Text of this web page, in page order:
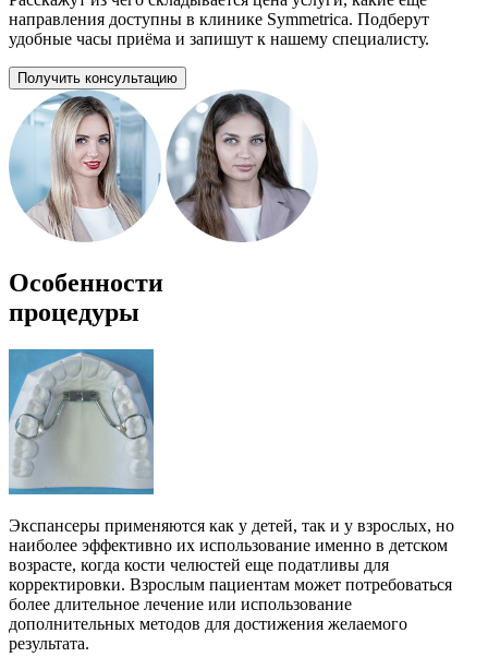
направления доступны в клинике Symmetrica. Подберут
удобные часы приёма и запишут к нашему специалисту.
Получить консультацию
Особенности
процедуры
Экспансеры применяются как у детей, так и у взрослых, но
наиболее эффективно их использование именно в детском
возрасте, когда кости челюстей еще податливы для
корректировки. Взрослым пациентам может потребоваться
более длительное лечение или использование
дополнительных методов для достижения желаемого
результата.